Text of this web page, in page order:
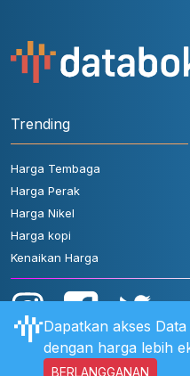
Trending
Harga Tembaga
Harga Perak
Harga Nikel
Harga kopi
Kenaikan Harga
Dapatkan akses
dengan harga lebih
BERLANGGANAN